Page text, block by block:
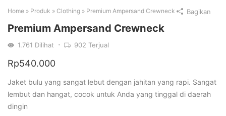
Home » Produk » Clothing » Premium Ampersand Crewneck
Premium Ampersand Crewneck
1.761 Dilihat 902 Terjual
Rp540.000
Jaket bulu yang sangat lebut dengan jahitan yang rapi. Sangat
lembut dan hangat, cocok untuk Anda yang tinggal di daerah
dingin
Bagikan